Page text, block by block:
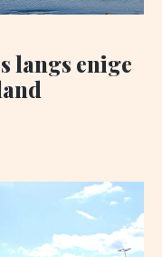
langs enige